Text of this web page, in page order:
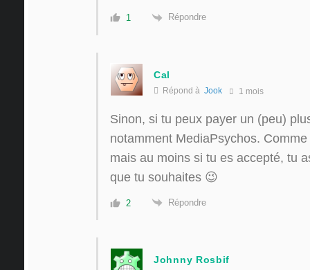
1 Répondre
Cal
Répond à Jook 1 mois
Sinon, si tu peux payer un (peu)
notamment MediaPsychos.
mais au moins si tu es accepté, tu
que tu souhaites 😉
2 Répondre
Johnny Rosbif